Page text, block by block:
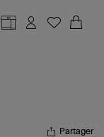
Partager